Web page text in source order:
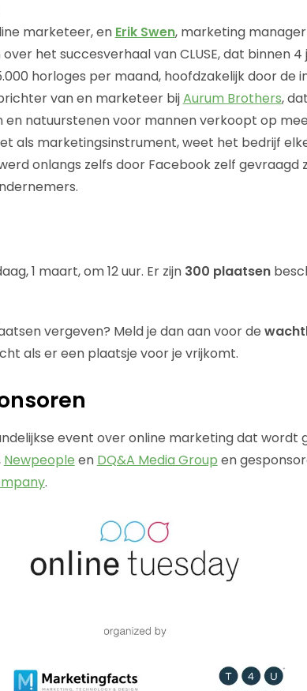
marketeer, en Erik Swen, marketing
het succesverhaal van CLUSE, dat binnen
horloges per maand, hoofdzakelijk door de
van en marketeer bijAurum Brothers,
en natuurstenen voor mannen verkoopt op
als marketingsinstrument, weet het bedrijf
onlangs zelfs door Facebook zelf gevraagd
1 maart, om 12 uur. Er zijn300 plaatsen
vergeven? Meld je dan aan voor de
als er een plaatsje voor je vrijkomt.
event over online marketing dat wordt
Newpeople en DQ&A Media Group en
.